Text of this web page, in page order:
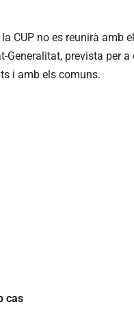
CUP no es reunirà amb
Generalitat, prevista per
i amb els comuns.
cas